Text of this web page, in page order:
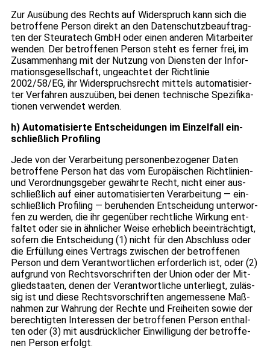
Zur Aus­übung des Rechts auf Wider­spruch kann sich die
betrof­fene Per­son direkt an den Daten­schutz­be­auf­trag­
ten der Steu­ra­tech GmbH oder einen ande­ren Mit­ar­bei­ter
wen­den. Der betrof­fe­nen Per­son steht es fer­ner frei, im
Zusam­men­hang mit der Nut­zung von Diens­ten der Infor­
ma­ti­ons­ge­sell­schaft, unge­ach­tet der Richt­li­nie
2002/58/EG, ihr Wider­spruchs­recht mit­tels auto­ma­ti­sier­
ter Ver­fah­ren aus­zu­üben, bei denen tech­ni­sche Spe­zi­fi­ka­
tio­nen ver­wen­det wer­den.
h) Auto­ma­ti­sierte Ent­schei­dun­gen im Ein­zel­fall ein­
schließ­lich Pro­fil­ing
Jede von der Ver­ar­bei­tung per­so­nen­be­zo­ge­ner Daten
betrof­fene Per­son hat das vom Euro­päi­schen Richt­li­nien-
und Ver­ord­nungs­ge­ber gewährte Recht, nicht einer aus­
schließ­lich auf einer auto­ma­ti­sier­ten Ver­ar­bei­tung — ein­
schließ­lich Pro­fil­ing — beru­hen­den Ent­schei­dung unter­wor­
fen zu wer­den, die ihr gegen­über recht­li­che Wir­kung ent­
fal­tet oder sie in ähn­li­cher Weise erheb­lich beein­träch­tigt,
sofern die Ent­schei­dung (1) nicht für den Abschluss oder
die Erfül­lung eines Ver­trags zwi­schen der betrof­fe­nen
Per­son und dem Ver­ant­wort­li­chen erfor­der­lich ist, oder (2)
auf­grund von Rechts­vor­schrif­ten der Union oder der Mit­
glied­staa­ten, denen der Ver­ant­wort­li­che unter­liegt, zuläs­
sig ist und diese Rechts­vor­schrif­ten ange­mes­sene Maß­
nah­men zur Wah­rung der Rechte und Frei­hei­ten sowie der
berech­tig­ten Inter­es­sen der betrof­fe­nen Per­son ent­hal­
ten oder (3) mit aus­drück­li­cher Ein­wil­li­gung der betrof­fe­
nen Per­son erfolgt.